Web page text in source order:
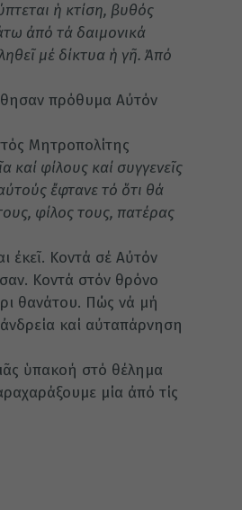
ἡ κτίση, βυθός
ἀπό τά δαιμονικά
μέ δίκτυα ἡ γῆ. Ἀπό
πρόθυμα Αὐτόν
Μητροπολίτης
φίλους καί συγγενεῖς
ἔφτανε τό ὅτι θά
φίλος τους, πατέρας
ἐκεῖ. Κοντά σέ Αὐτόν
Κοντά στόν θρόνο
θανάτου. Πώς νά μή
καί αὐταπάρνηση
ὑπακοή στό θέλημα
μία ἀπό τίς